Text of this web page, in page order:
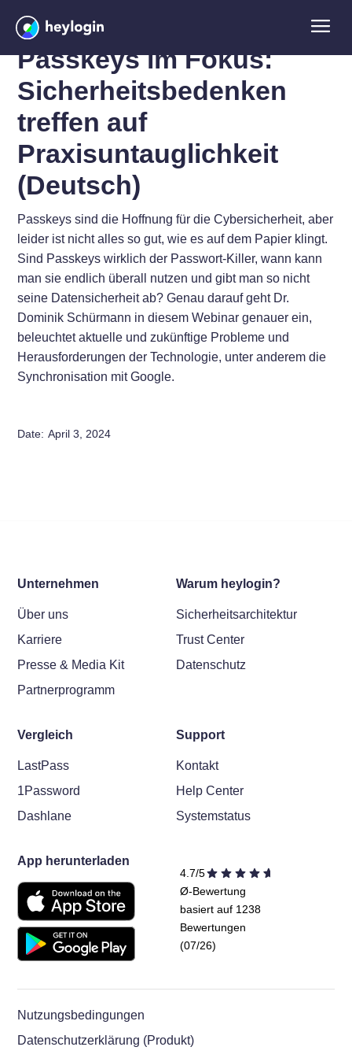
Passkeys im Fokus:
Sicherheitsbedenken
treffen auf
Praxisuntauglichkeit
(Deutsch)
Passkeys sind die Hoffnung für die Cybersicherheit, aber
leider ist nicht alles so gut, wie es auf dem Papier klingt.
Sind Passkeys wirklich der Passwort-Killer, wann kann
man sie endlich überall nutzen und gibt man so nicht
seine Datensicherheit ab? Genau darauf geht Dr.
Dominik Schürmann in diesem Webinar genauer ein,
beleuchtet aktuelle und zukünftige Probleme und
Herausforderungen der Technologie, unter anderem die
Synchronisation mit Google.
Date: April 3, 2024
Unternehmen
Über uns
Karriere
Presse & Media Kit
Partnerprogramm
Warum heylogin?
Sicherheitsarchitektur
Trust Center
Datenschutz
Vergleich
LastPass
1Password
Dashlane
Support
Kontakt
Help Center
Systemstatus
App herunterladen
4.7/5
Ø-Bewertung
basiert auf 1238
Bewertungen
(07/26)
Nutzungsbedingungen
Datenschutzerklärung (Produkt)